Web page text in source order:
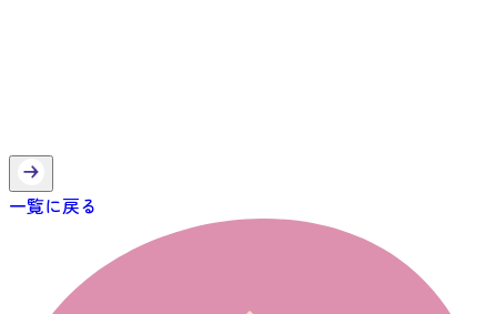
一覧に戻る